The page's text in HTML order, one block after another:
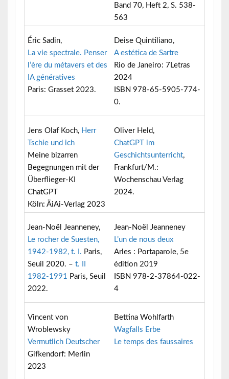
Band 70, Heft 2, S. 538-
563
Éric Sadin,
La vie spectrale. Penser
l’ère du métavers et des
IA génératives
Paris: Grasset 2023.
Deise Quintiliano,
A estética de Sartre
Rio de Janeiro: 7Letras
2024
ISBN 978-65-5905-774-
0.
Jens Olaf Koch,Herr
Tschie und ich
Meine bizarren
Begegnungen mit der
Überflieger-KI
ChatGPT
Köln: ÄiAi-Verlag 2023
Oliver Held,
ChatGPT im
Geschichtsunterricht,
Frankfurt/M.:
Wochenschau Verlag
2024.
Jean-Noël Jeanneney,
Le rocher de Suesten,
1942-1982, t. I. Paris,
Seuil 2020. – t. II
1982-1991 Paris, Seuil
2022.
Jean-Noël Jeanneney
L’un de nous deux
Arles : Portaparole, 5e
édition 2019
ISBN 978-2-37864-022-
4
Vincent von
Wroblewsky
Vermutlich Deutscher
Gifkendorf: Merlin
2023
Bettina Wohlfarth
Wagfalls Erbe
Le temps des faussaires